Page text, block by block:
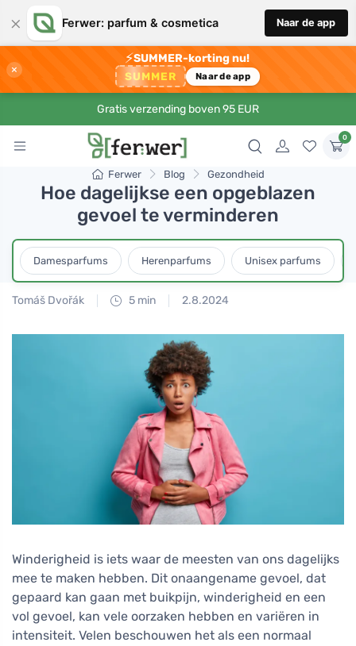
× Ferwer: parfum & cosmetica Naar de app
×
⚡SUMMER-korting nu!
SUMMER Naar de app
Gratis verzending boven 95 EUR
0
Ferwer Blog Gezondheid
Hoe dagelijkse een opgeblazen
gevoel te verminderen
Damesparfums Herenparfums Unisex parfums
Tomáš Dvořák 5 min 2.8.2024
Winderigheid is iets waar de meesten van ons dagelijks
mee te maken hebben. Dit onaangename gevoel, dat
gepaard kan gaan met buikpijn, winderigheid en een
vol gevoel, kan vele oorzaken hebben en variëren in
intensiteit. Velen beschouwen het als een normaal